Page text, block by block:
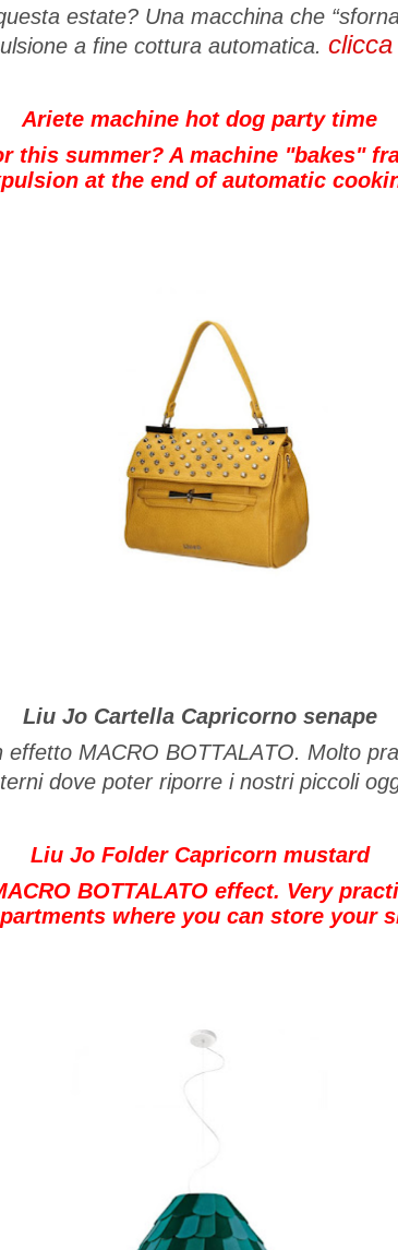
estate? Una macchina che
a fine cottura automatica.
Ariete machine hot dog party time
this summer? A machine "bakes"
at the end of automatic
Liu Jo Cartella Capricorno senape
effetto MACRO BOTTALATO. Molto
dove poter riporre i nostri piccoli
Liu Jo Folder Capricorn mustard
BOTTALATO effect. Very
where you can store your